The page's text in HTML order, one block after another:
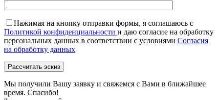
Нажимая на кнопку отправки формы, я соглашаюсь с
Политикой конфиденциальности и даю согласие на обработку
персональных данных в соответствии с условиями Согласия
на обработку данных
Мы получили Вашу заявку и свяжемся с Вами в ближайшее
время. Спасибо!